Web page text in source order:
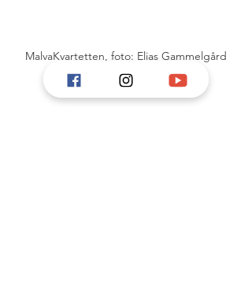
MalvaKvartetten, foto: Elias Gammelgård